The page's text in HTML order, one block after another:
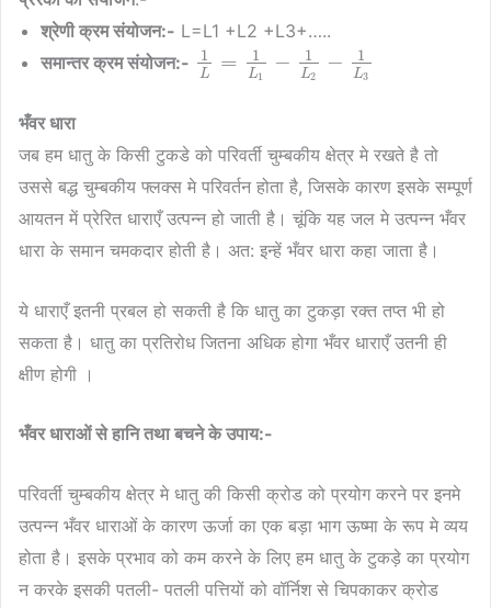
श्रेणी क्रम संयोजन:- L=L1 +L2 +L3+…..
समान्तर क्रम संयोजन:-
1
L = 1
L1
− 1
L2
− 1
L3
भँवर धारा
जब हम धातु के किसी टुकडे को परिवर्ती चुम्बकीय क्षेत्र मे रखते है तो
उससे बद्ध चुम्बकीय फ्लक्स मे परिवर्तन होता है, जिसके कारण इसके सम्पूर्ण
आयतन में प्रेरित धाराएँ उत्पन्न हो जाती है। चूंकि यह जल मे उत्पन्न भँवर
धारा के समान चमकदार होती है। अत: इन्हें भँवर धारा कहा जाता है।
ये धाराएँ इतनी प्रबल हो सकती है कि धातु का टुकड़ा रक्त तप्त भी हो
सकता है। धातु का प्रतिरोध जितना अधिक होगा भँवर धाराएँ उतनी ही
क्षीण होगी ।
भँवर धाराओं से हानि तथा बचने के उपाय:-
परिवर्ती चुम्बकीय क्षेत्र मे धातु की किसी क्रोड को प्रयोग करने पर इनमे
उत्पन्न भँवर धाराओं के कारण ऊर्जा का एक बड़ा भाग ऊष्मा के रूप मे व्यय
होता है। इसके प्रभाव को कम करने के लिए हम धातु के टुकड़े का प्रयोग
न करके इसकी पतली- पतली पत्तियों को वॉर्निश से चिपकाकर क्रोड